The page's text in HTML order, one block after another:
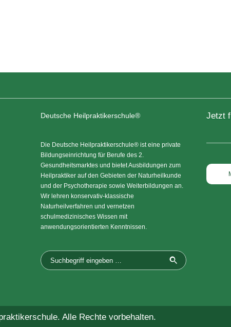
Deutsche Heilpraktikerschule®
Die Deutsche Heilpraktikerschule® ist eine private
Bildungseinrichtung für Berufe des 2.
Gesundheitsmarktes und bietet Ausbildungen zum
Heilpraktiker auf den Gebieten der Naturheilkunde
und der Psychotherapie sowie Weiterbildungen an.
Wir lehren konservativ-klassische
Naturheilverfahren und vernetzen
schulmedizinisches Wissen mit
anwendungsorientierten Kenntnissen.
Jetzt
Alle Rechte vorbehalten.